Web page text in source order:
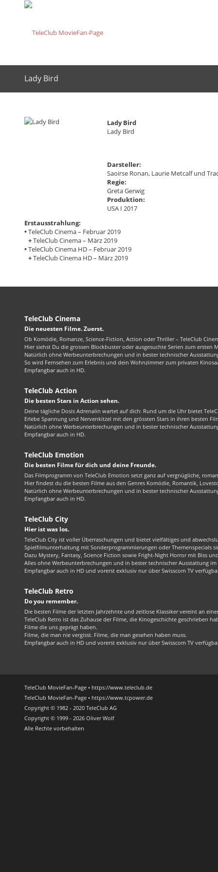
Lady Bird
Lady Bird
Lady Bird
Darsteller:
Saoirse Ronan, Laurie Metcalf und
Regie:
Greta Gerwig
Produktion:
USA I 2017
Erstausstrahlung:
•TeleClub Cinema – Februar 2019
+TeleClub Cinema – März 2019
•TeleClub Cinema HD – Februar 2019
+TeleClub Cinema HD – März 2019
TeleClub Cinema
Die neuesten Filme. Zuerst.
Ob Komödie, Romanze, Science-Fiction, Action oder Thriller – TeleClub
Hier siehst Du die grossen Blockbuster oder ausgesuchte Serien zum ersten
Natürlich ohne Werbeunterbrechungen und in bester technischer
So wird Fernsehen zum Erlebnis und dein Wohnzimmer zum privaten
Empfangbar auch in HD.
TeleClub Action
Die besten Stars in Action sehen.
Deine tägliche Dosis Adrenalin wartet auf dich: Rund um die Uhr bietet
Erlebe Spannung und Nervenkitzel mit den grössten Stars in ihren besten
Natürlich ohne Werbeunterbrechungen und in bester technischer
Empfangbar auch in HD.
TeleClub Emotion
Die besten Filme für dich und deine Freunde.
Das Filmprogramm von TeleClub Emotion setzt ganz auf vergnügliche,
Hier findest du die besten Filme aus den Genres Komödie, Romantik,
Natürlich ohne Werbeunterbrechungen und in bester technischer
Empfangbar auch in HD.
TeleClub City
Hier ist was los.
TeleClub City ist voller Überraschungen und bietet vielfältiges und
Spielfilmunterhaltung mit Sonderprogrammierungen oder Themenspecials
Dazu Mystery, Fantasy, Science Fiction sowie Fright-Night Horror mit Biss
Alles ohne Werbeunterbrechungen und in bester technischer Ausstattung
Empfangbar auch in HD und vorerst exklusiv nur über Swisscom TV
TeleClub Retro
Do you remember.
Die besten Filme der letzten Jahrzehnte und zeitlose Klassiker vereint an
TeleClub Retro ist das Zuhause der Filme, die Kinogeschichte geschrieben
Filme die uns geprägt haben.
Filme, die man nie vergisst. Filme, die man gesehen haben muss.
Empfangbar auch in HD und vorerst exklusiv nur über Swisscom TV
TeleClub MovieFan-Page • https://www.teleclub.de
TeleClub MovieFan-Page • https://www.tcpower.de
Copyright © 1982 - 2020 TeleClub AG
Copyright © 1999 - 2026 Oliver Wolf
Alle Rechte vorbehalten